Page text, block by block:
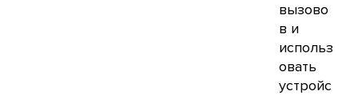
вызово
в и
использ
овать
устройс